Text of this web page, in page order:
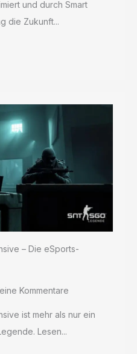
und durch Smart
die Zukunft...
– Die eSports-
Kommentare
ist mehr als nur ein
Lesen...